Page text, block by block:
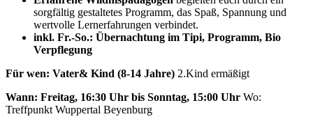
sorgfältig gestaltetes Programm, das Spaß, Spannung und
wertvolle Lernerfahrungen verbindet.
inkl. Fr.-So.: Übernachtung im Tipi, Programm, Bio
Verpflegung
Für wen: Vater& Kind (8-14 Jahre) 2.Kind ermäßigt
Wann: Freitag, 16:30 Uhr bis Sonntag, 15:00 Uhr Wo:
Treffpunkt Wuppertal Beyenburg